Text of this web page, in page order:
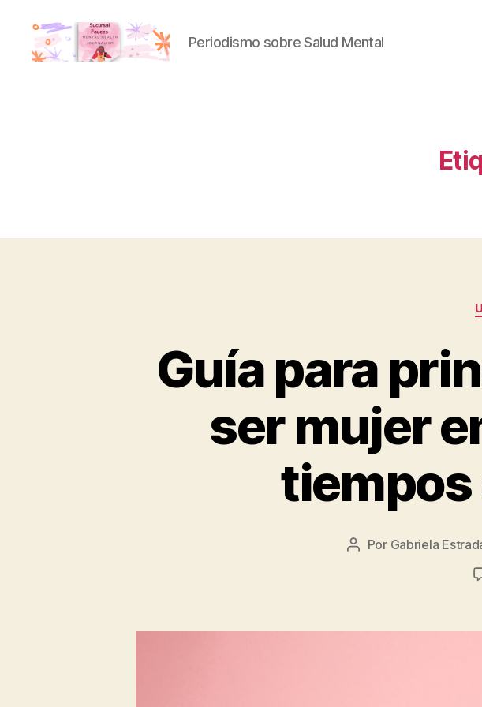
Periodismo sobre Salud Mental
Guía para
ser mujer
tiempos
Autor
Por Gabriela